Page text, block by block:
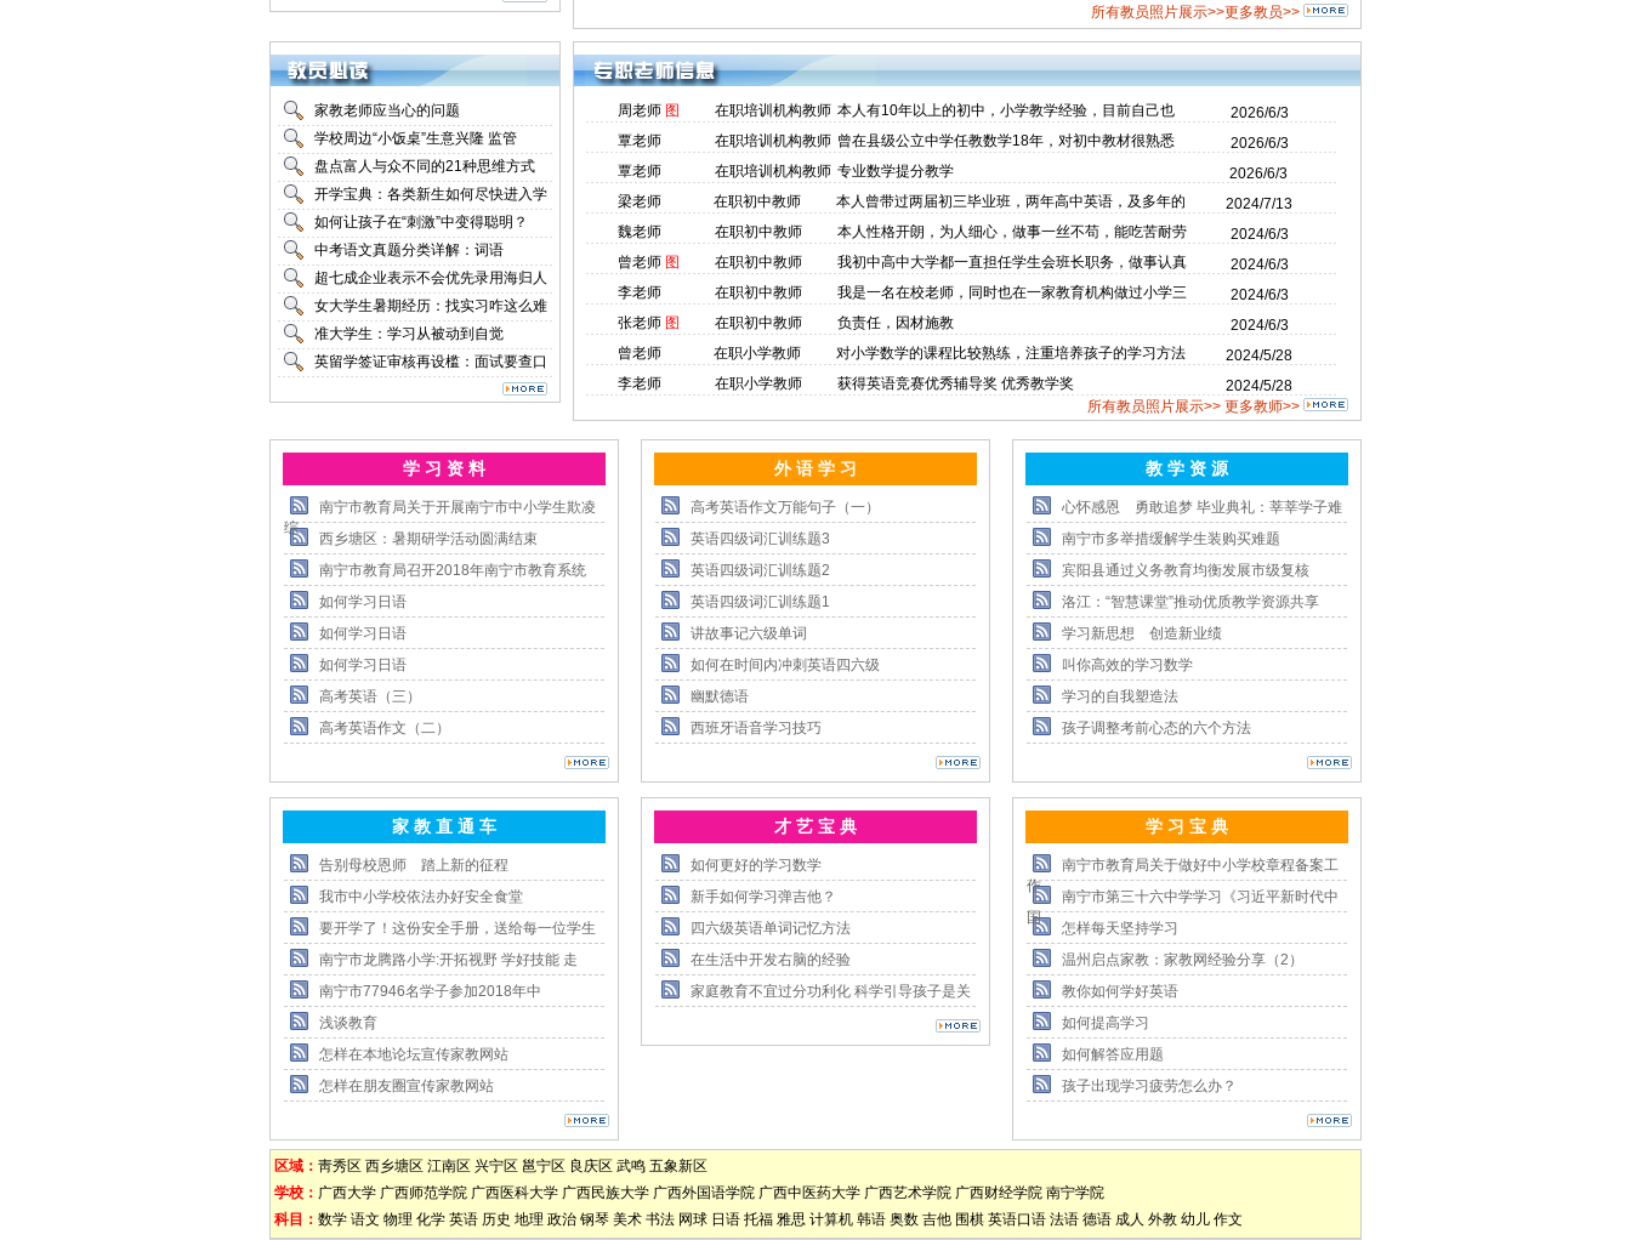
所有教员照片展示>>更多教员>>
家教老师应当心的问题
学校周边“小饭桌”生意兴隆 监管
盘点富人与众不同的21种思维方式
开学宝典：各类新生如何尽快进入学
如何让孩子在“刺激”中变得聪明？
中考语文真题分类详解：词语
超七成企业表示不会优先录用海归人
女大学生暑期经历：找实习咋这么难
准大学生：学习从被动到自觉
英留学签证审核再设槛：面试要查口
周老师 图 在职培训机构教师 本人有10年以上的初中，小学教学经验，目前自己也
2026/6/3
覃老师
在职培训机构教师 曾在县级公立中学任教数学18年，对初中教材很熟悉
2026/6/3
覃老师
在职培训机构教师 专业数学提分教学
2026/6/3
梁老师
在职初中教师 本人曾带过两届初三毕业班，两年高中英语，及多年的
2024/7/13
魏老师
在职初中教师 本人性格开朗，为人细心，做事一丝不苟，能吃苦耐劳
2024/6/3
曾老师 图 在职初中教师 我初中高中大学都一直担任学生会班长职务，做事认真
2024/6/3
李老师
在职初中教师 我是一名在校老师，同时也在一家教育机构做过小学三
2024/6/3
张老师 图 在职初中教师 负责任，因材施教
2024/6/3
曾老师
在职小学教师 对小学数学的课程比较熟练，注重培养孩子的学习方法
2024/5/28
李老师
在职小学教师 获得英语竞赛优秀辅导奖 优秀教学奖
2024/5/28
所有教员照片展示>> 更多教师>>
学 习 资 料
南宁市教育局关于开展南宁市中小学生欺凌
综
西乡塘区：暑期研学活动圆满结束
南宁市教育局召开2018年南宁市教育系统
如何学习日语
如何学习日语
如何学习日语
高考英语（三）
高考英语作文（二）
外 语 学 习
高考英语作文万能句子（一）
英语四级词汇训练题3
英语四级词汇训练题2
英语四级词汇训练题1
讲故事记六级单词
如何在时间内冲刺英语四六级
幽默德语
西班牙语音学习技巧
教 学 资 源
心怀感恩 勇敢追梦 毕业典礼：莘莘学子难
南宁市多举措缓解学生装购买难题
宾阳县通过义务教育均衡发展市级复核
洛江：“智慧课堂”推动优质教学资源共享
学习新思想 创造新业绩
叫你高效的学习数学
学习的自我塑造法
孩子调整考前心态的六个方法
家 教 直 通 车
告别母校恩师 踏上新的征程
我市中小学校依法办好安全食堂
要开学了！这份安全手册，送给每一位学生
南宁市龙腾路小学:开拓视野 学好技能 走
南宁市77946名学子参加2018年中
浅谈教育
怎样在本地论坛宣传家教网站
怎样在朋友圈宣传家教网站
才 艺 宝 典
如何更好的学习数学
新手如何学习弹吉他？
四六级英语单词记忆方法
在生活中开发右脑的经验
家庭教育不宜过分功利化 科学引导孩子是关
学 习 宝 典
南宁市教育局关于做好中小学校章程备案工
作
南宁市第三十六中学学习《习近平新时代中
国
怎样每天坚持学习
温州启点家教：家教网经验分享（2）
教你如何学好英语
如何提高学习
如何解答应用题
孩子出现学习疲劳怎么办？
区域： 靑秀区 西乡塘区 江南区 兴宁区 邕宁区 良庆区 武鸣 五象新区
学校： 广西大学 广西师范学院 广西医科大学 广西民族大学 广西外国语学院 广西中医药大学 广西艺术学院 广西财经学院 南宁学院
科目： 数学 语文 物理 化学 英语 历史 地理 政治 钢琴 美术 书法 网球 日语 托福 雅思 计算机 韩语 奥数 吉他 围棋 英语口语 法语 德语 成人 外教 幼儿 作文